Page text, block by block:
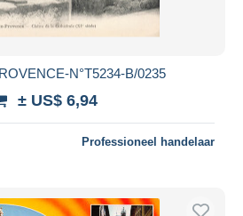
N°T5234-B/0235
± US$ 6,94
Professioneel handelaar